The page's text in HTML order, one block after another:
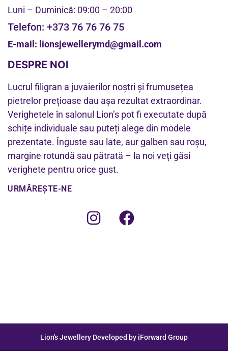
Luni – Duminică: 09:00 – 20:00
Telefon: +373 76 76 76 75
E-mail: lionsjewellerymd@gmail.com
DESPRE NOI
Lucrul filigran a juvaierilor noștri și frumusețea
pietrelor prețioase dau așa rezultat extraordinar.
Verighetele în salonul Lion’s pot fi executate după
schițe individuale sau puteți alege din modele
prezentate. Înguste sau late, aur galben sau roșu,
margine rotundă sau pătrată – la noi veți găsi
verighete pentru orice gust.
URMĂREȘTE-NE
Lion's Jewellery Developed by iForward Group